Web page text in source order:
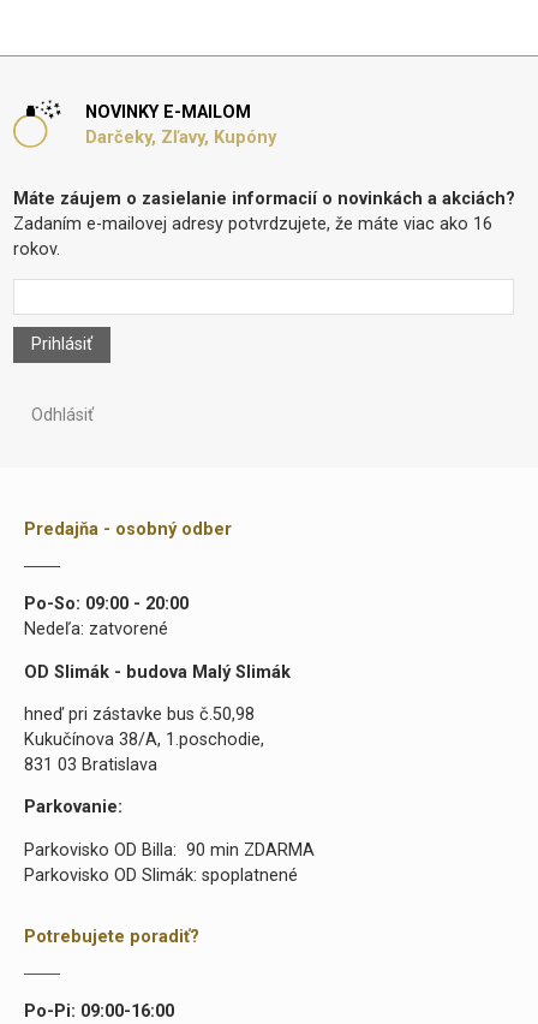
NOVINKY E-MAILOM
Darčeky, Zľavy, Kupóny
Máte záujem o zasielanie informacií o novinkách a akciách?
Zadaním e-mailovej adresy potvrdzujete, že máte viac ako 16
rokov.
Prihlásiť
Odhlásiť
Predajňa - osobný odber
Po-So: 09:00 - 20:00
Nedeľa: zatvorené
OD Slimák - budova Malý Slimák
hneď pri zástavke bus č.50,98
Kukučínova 38/A, 1.poschodie,
831 03 Bratislava
Parkovanie:
Parkovisko OD Billa: 90 min ZDARMA
Parkovisko OD Slimák: spoplatnené
Potrebujete poradiť?
Po-Pi: 09:00-16:00